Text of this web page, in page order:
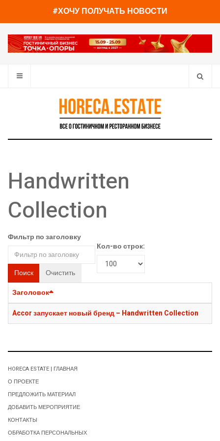
#ХОЧУ ПОЛУЧАТЬ НОВОСТИ
Handwritten
Collection
Фильтр по заголовку
Поиск Очистить
Кол-во строк:
Заголовок
Accor запускает новый бренд – Handwritten Collection
HORECA ESTATE | ГЛАВНАЯ
О ПРОЕКТЕ
ПРЕДЛОЖИТЬ МАТЕРИАЛ
ДОБАВИТЬ МЕРОПРИЯТИЕ
КОНТАКТЫ
ОБРАБОТКА ПЕРСОНАЛЬНЫХ